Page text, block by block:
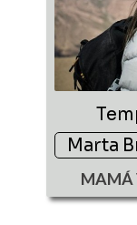
Marta
MAMÁ